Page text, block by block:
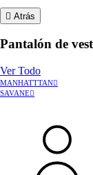
Atrás
Pantalón de
Ver Todo
MANHATTTAN
SAVANE